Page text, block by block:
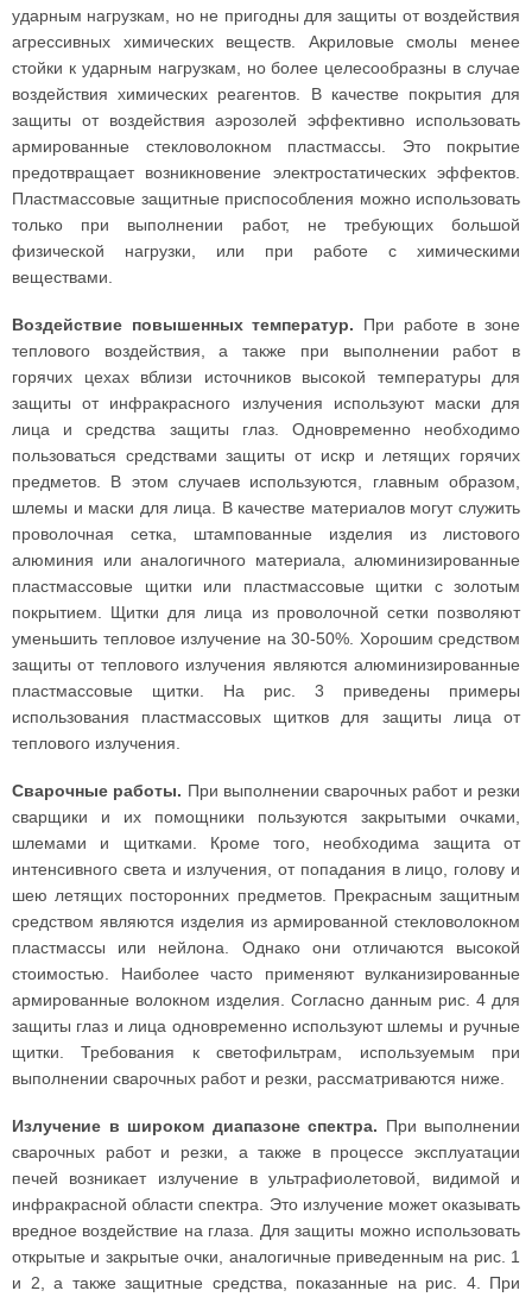
ударным нагрузкам, но не пригодны для защиты от воздействия
агрессивных химических веществ. Акриловые смолы менее
стойки к ударным нагрузкам, но более целесообразны в случае
воздействия химических реагентов. В качестве покрытия для
защиты от воздействия аэрозолей эффективно использовать
армированные стекловолокном пластмассы. Это покрытие
предотвращает возникновение электростатических эффектов.
Пластмассовые защитные приспособления можно использовать
только при выполнении работ, не требующих большой
физической нагрузки, или при работе с химическими
веществами.
Воздействие повышенных температур. При работе в зоне
теплового воздействия, а также при выполнении работ в
горячих цехах вблизи источников высокой температуры для
защиты от инфракрасного излучения используют маски для
лица и средства защиты глаз. Одновременно необходимо
пользоваться средствами защиты от искр и летящих горячих
предметов. В этом случаев используются, главным образом,
шлемы и маски для лица. В качестве материалов могут служить
проволочная сетка, штампованные изделия из листового
алюминия или аналогичного материала, алюминизированные
пластмассовые щитки или пластмассовые щитки с золотым
покрытием. Щитки для лица из проволочной сетки позволяют
уменьшить тепловое излучение на 30-50%. Хорошим средством
защиты от теплового излучения являются алюминизированные
пластмассовые щитки. На рис. 3 приведены примеры
использования пластмассовых щитков для защиты лица от
теплового излучения.
Сварочные работы. При выполнении сварочных работ и резки
сварщики и их помощники пользуются закрытыми очками,
шлемами и щитками. Кроме того, необходима защита от
интенсивного света и излучения, от попадания в лицо, голову и
шею летящих посторонних предметов. Прекрасным защитным
средством являются изделия из армированной стекловолокном
пластмассы или нейлона. Однако они отличаются высокой
стоимостью. Наиболее часто применяют вулканизированные
армированные волокном изделия. Согласно данным рис. 4 для
защиты глаз и лица одновременно используют шлемы и ручные
щитки. Требования к светофильтрам, используемым при
выполнении сварочных работ и резки, рассматриваются ниже.
Излучение в широком диапазоне спектра. При выполнении
сварочных работ и резки, а также в процессе эксплуатации
печей возникает излучение в ультрафиолетовой, видимой и
инфракрасной области спектра. Это излучение может оказывать
вредное воздействие на глаза. Для защиты можно использовать
открытые и закрытые очки, аналогичные приведенным на рис. 1
и 2, а также защитные средства, показанные на рис. 4. При